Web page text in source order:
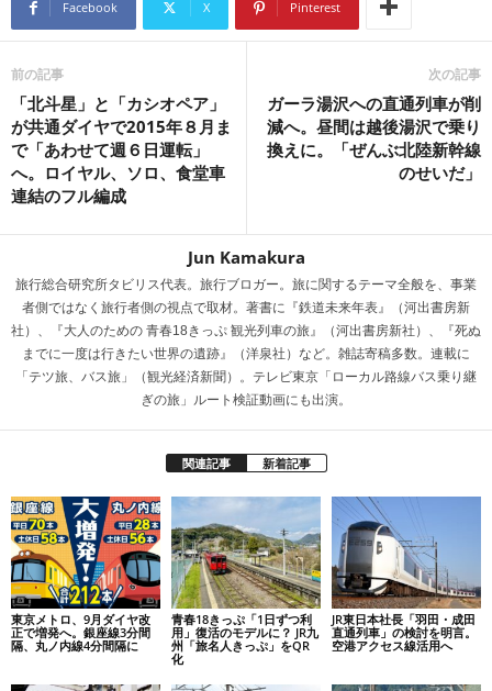
n
a
d
Facebook X Pinterest
前の記事
「北斗星」と「カシオペア」
が共通ダイヤで2015年８月ま
で「あわせて週６日運転」
へ。ロイヤル、ソロ、食堂車
連結のフル編成
次の記事
ガーラ湯沢への直通列車が削
減へ。昼間は越後湯沢で乗り
換えに。「ぜんぶ北陸新幹線
のせいだ」
Jun Kamakura
旅行総合研究所タビリス代表。旅行ブロガー。旅に関するテーマ全般を、事業
者側ではなく旅行者側の視点で取材。著書に『鉄道未来年表』（河出書房新
社）、『大人のための 青春18きっぷ 観光列車の旅』（河出書房新社）、『死ぬ
までに一度は行きたい世界の遺跡』（洋泉社）など。雑誌寄稿多数。連載に
「テツ旅、バス旅」（観光経済新聞）。テレビ東京「ローカル路線バス乗り継
ぎの旅」ルート検証動画にも出演。
関連記事 新着記事
東京メトロ、9月ダイヤ改
正で増発へ。銀座線3分間
隔、丸ノ内線4分間隔に
青春18きっぷ「1日ずつ利
用」復活のモデルに？ JR九
州「旅名人きっぷ」をQR
化
JR東日本社長「羽田・成田
直通列車」の検討を明言。
空港アクセス線活用へ